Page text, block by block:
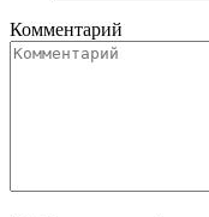
Комментарий